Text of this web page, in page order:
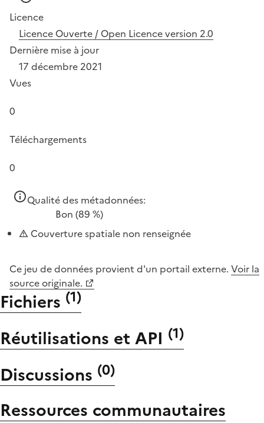
Licence
Licence Ouverte / Open Licence version 2.0
Dernière mise à jour
17 décembre 2021
Vues
0
Téléchargements
0
Qualité des métadonnées:
Bon (89 %)
Couverture spatiale non renseignée
Ce jeu de données provient d'un portail externe. Voir la
source originale.
Fichiers (1)
Réutilisations et API (1)
Discussions (0)
Ressources communautaires